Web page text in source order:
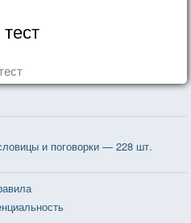
и поговорки — 228 шт.